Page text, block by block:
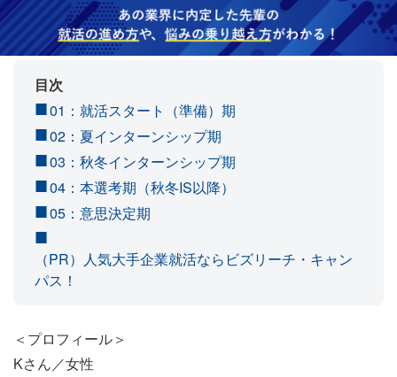
目次
01：就活スタート（準備）期
02：夏インターンシップ期
03：秋冬インターンシップ期
04：本選考期（秋冬IS以降）
05：意思決定期
（PR）人気大手企業就活ならビズリーチ・キャン
パス！
＜プロフィール＞
Kさん／女性